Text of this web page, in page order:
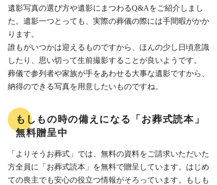
遺影写真の選び方や遺影にまつわるQ&Aをご紹介しまし
た。遺影一つとっても、実際の葬儀の際には手間暇がかか
ります。
誰もがいつかは迎えるものですから、ほんの少し日頃意識
したり、思い切って生前撮影することが良いようです。
葬儀で参列者や家族が手をあわせる大事な遺影ですから、
納得のできる写真を用意したいものですね。
もしもの時の備えになる「お葬式読本」
無料贈呈中
「よりそうお葬式」では、無料の資料をご請求いただいた
方全員に「お葬式読本」を無料で贈呈しています。はじめ
ての喪主でも安心の役立つ情報がそろっています。もしも